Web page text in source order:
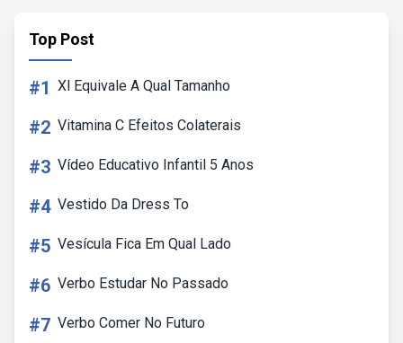
Top Post
#1 Xl Equivale A Qual Tamanho
#2 Vitamina C Efeitos Colaterais
#3 Vídeo Educativo Infantil 5 Anos
#4 Vestido Da Dress To
#5 Vesícula Fica Em Qual Lado
#6 Verbo Estudar No Passado
#7 Verbo Comer No Futuro